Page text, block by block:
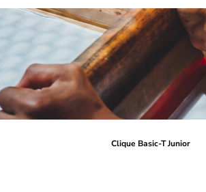
Clique Basic-T Junior